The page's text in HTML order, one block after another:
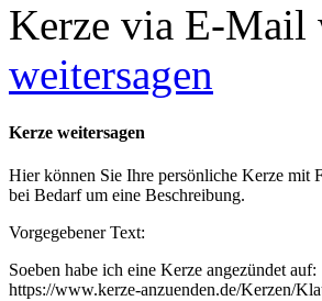
Kerze via E-Mail
weitersagen
Kerze weitersagen
Hier können Sie Ihre persönliche Kerze mit
bei Bedarf um eine Beschreibung.
Vorgegebener Text:
Soeben habe ich eine Kerze angezündet auf:
https://www.kerze-anzuenden.de/Kerzen/